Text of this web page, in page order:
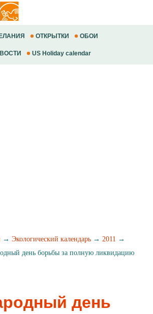
ОТКРЫТКИ ОБОИ
US Holiday calendar
→ Экологический календарь → 2011 →
день борьбы за полную ликвидацию
день